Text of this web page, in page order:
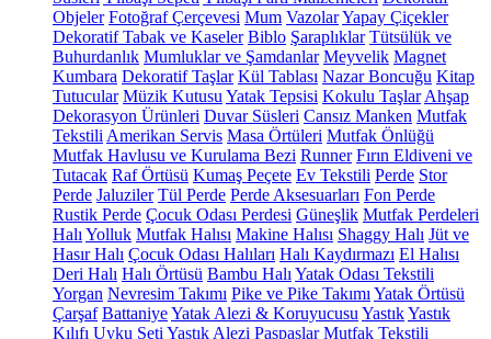
Objeler Fotoğraf Çerçevesi Mum VazolarYapay Çiçekler
Dekoratif Tabak ve Kaseler Biblo Şaraplıklar Tütsülük ve
Buhurdanlık Mumluklar ve Şamdanlar Meyvelik Magnet
Kumbara Dekoratif Taşlar Kül Tablası Nazar Boncuğu Kitap
Tutucular Müzik Kutusu Yatak Tepsisi Kokulu Taşlar Ahşap
Dekorasyon Ürünleri Duvar Süsleri Cansız Manken Mutfak
Tekstili Amerikan Servis Masa Örtüleri Mutfak Önlüğü
Mutfak Havlusu ve Kurulama Bezi Runner Fırın Eldiveni ve
Tutacak Raf Örtüsü Kumaş Peçete Ev Tekstili Perde Stor
Perde Jaluziler Tül Perde Perde Aksesuarları Fon Perde
Rustik Perde Çocuk Odası Perdesi Güneşlik Mutfak Perdeleri
Halı Yolluk Mutfak Halısı Makine Halısı Shaggy Halı Jüt ve
Hasır Halı Çocuk Odası Halıları Halı Kaydırmazı El Halısı
Deri Halı Halı Örtüsü Bambu Halı Yatak Odası Tekstili
Yorgan Nevresim Takımı Pike ve Pike Takımı Yatak Örtüsü
Çarşaf BattaniyeYatak Alezi & Koruyucusu YastıkYastık
Kılıfı Uyku Seti Yastık Alezi Paspaslar Mutfak Tekstili